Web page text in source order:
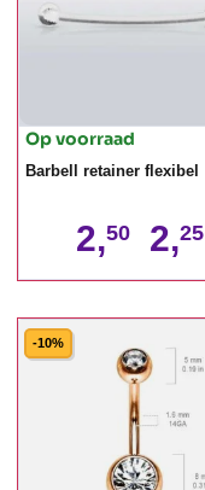
Op voorraad
Barbell retainer flexibel
2,50 2,25
-10%